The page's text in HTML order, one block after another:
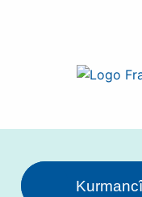
Kurmancî